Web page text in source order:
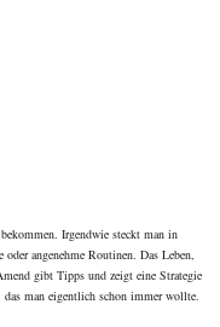
Irgendwie steckt man in
angenehme Routinen. Das Leben,
gibt Tipps und zeigt eine Strategie
man eigentlich schon immer wollte.